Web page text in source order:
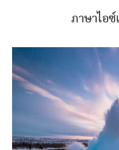
ภาษาไอซ์